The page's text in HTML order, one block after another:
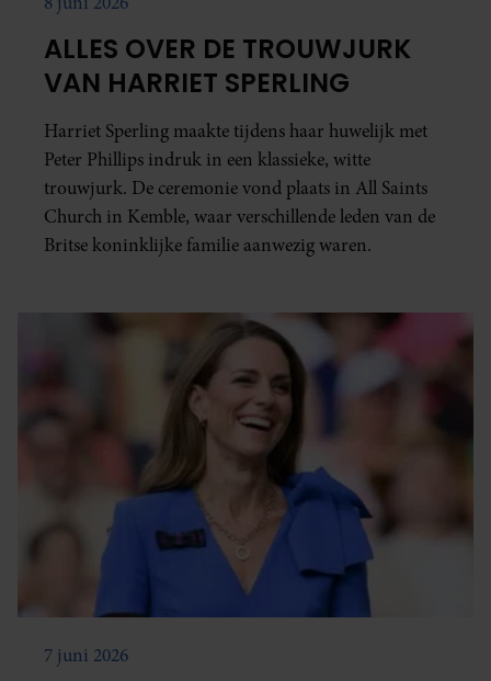
ALLES OVER DE TROUWJURK
VAN HARRIET SPERLING
Harriet Sperling maakte tijdens haar huwelijk met
Peter Phillips indruk in een klassieke, witte
trouwjurk. De ceremonie vond plaats in All Saints
Church in Kemble, waar verschillende leden van de
Britse koninklijke familie aanwezig waren.
7 juni 2026